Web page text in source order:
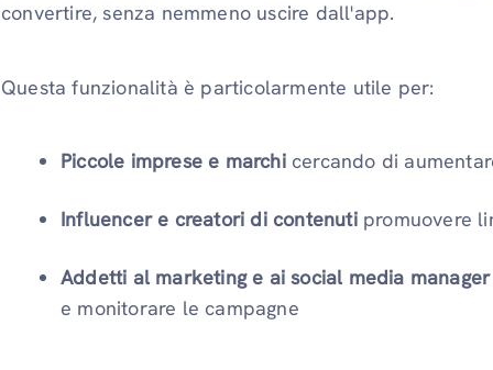
convertire, senza nemmeno uscire dall'app.
Questa funzionalità è particolarmente utile per:
Piccole imprese e marchicercando di
Influencer e creatori di contenutipromuovere
Addetti al marketing e ai social media manager
e monitorare le campagne